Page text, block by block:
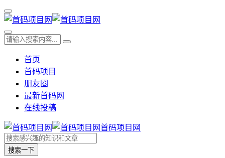
首页
首码项目
朋友圈
最新首码网
在线投稿
首码项目网
搜索一下